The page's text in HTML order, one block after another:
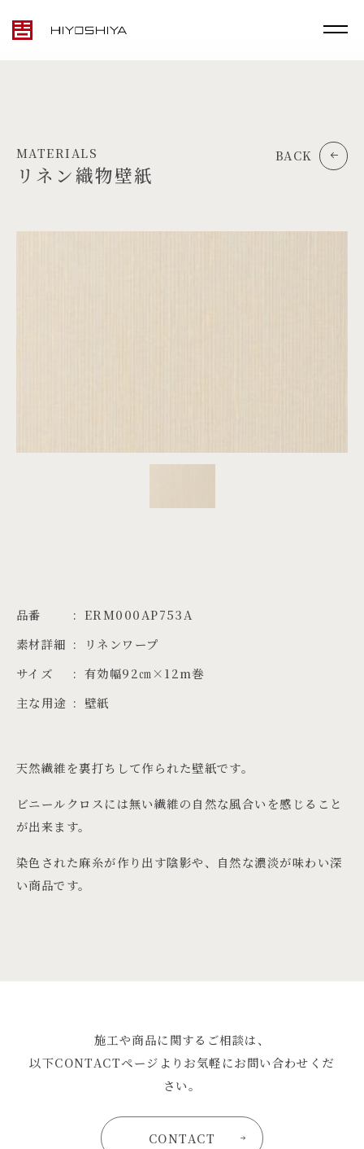
MATERIALS
リネン織物壁紙
BACK
品番
ERM000AP753A
素材詳細
リネンワープ
サイズ
有効幅92㎝×12m巻
主な用途
壁紙
天然繊維を裏打ちして作られた壁紙です。
ビニールクロスには無い繊維の自然な風合いを感じること
が出来ます。
染色された麻糸が作り出す陰影や、自然な濃淡が味わい深
い商品です。
施工や商品に関するご相談は、
以下CONTACTページよりお気軽にお問い合わせくだ
さい。
CONTACT